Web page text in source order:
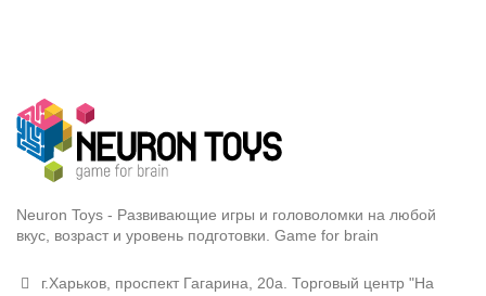
Neuron Toys - Развивающие игры и головоломки на любой
вкус, возраст и уровень подготовки. Game for brain
г.Харьков, проспект Гагарина, 20а. Торговый центр "На